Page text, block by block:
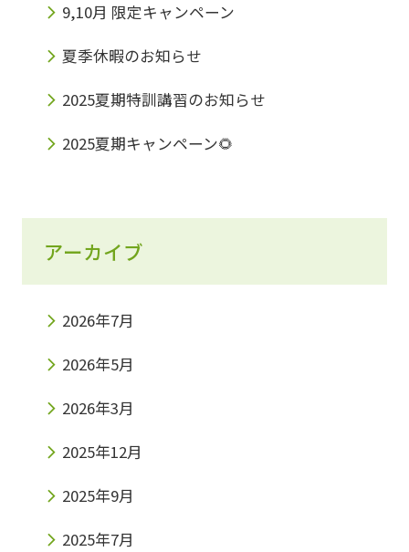
9,10月 限定キャンペーン
夏季休暇のお知らせ
2025夏期特訓講習のお知らせ
2025夏期キャンペーン🌻
アーカイブ
2026年7月
2026年5月
2026年3月
2025年12月
2025年9月
2025年7月